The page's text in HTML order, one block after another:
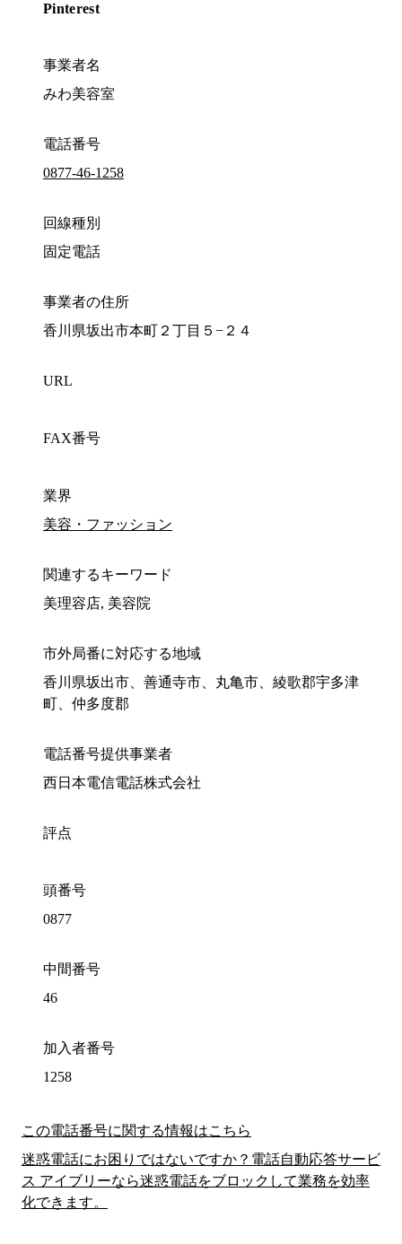
Pinterest
事業者名
みわ美容室
電話番号
0877-46-1258
回線種別
固定電話
事業者の住所
香川県坂出市本町２丁目５−２４
URL
FAX番号
業界
美容・ファッション
関連するキーワード
美理容店, 美容院
市外局番に対応する地域
香川県坂出市、善通寺市、丸亀市、綾歌郡宇多津
町、仲多度郡
電話番号提供事業者
西日本電信電話株式会社
評点
頭番号
0877
中間番号
46
加入者番号
1258
この電話番号に関する情報はこちら
迷惑電話にお困りではないですか？電話自動応答サービ
ス アイブリーなら迷惑電話をブロックして業務を効率
化できます。